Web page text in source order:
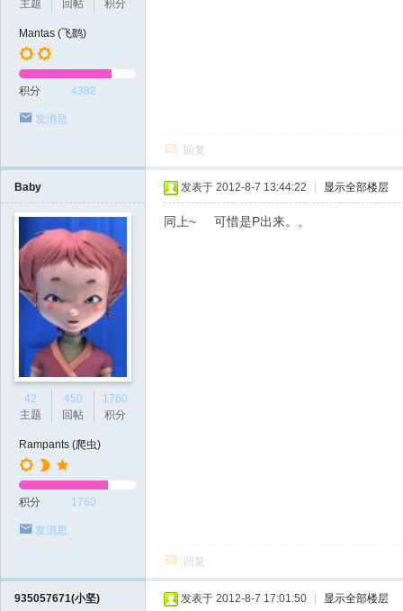
主题 回帖 积分
Mantas (飞鹞)
积分 4382
发消息
回复
Baby
42
主题
450
回帖
1760
积分
Rampants (爬虫)
积分 1760
发消息
发表于 2012-8-7 13:44:22 显示全部楼层
同上~ 可惜是P出来。。
回复
935057671(小坚) 发表于 2012-8-7 17:01:50 显示全部楼层